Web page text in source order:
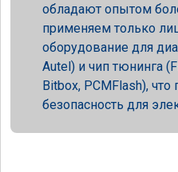
обладают опытом
применяем только
оборудование для
Autel) и чип тюнинга
Bitbox, PCMFlash), что
безопасность для